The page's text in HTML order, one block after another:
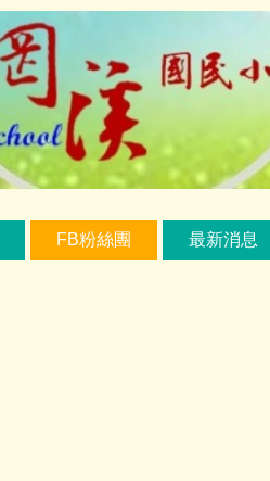
FB粉絲團 最新消息